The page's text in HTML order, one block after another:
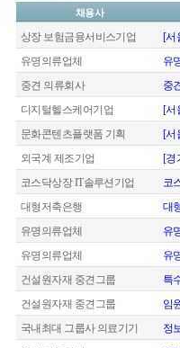
채용사
상장 보험금융서비스기업
[서
유명의류업체
유
중견 의류회사
중
디지털헬스케어기업
[서
문화콘텐츠플랫폼 기획
[서
외국계 제조기업
[경
코스닥상장 IT솔루션기업
코
대형저축은행
대
유명의류업체
유
유명의류업체
유
건설원자재 중견그룹
특
건설원자재 중견그룹
임
국내최대 그룹사 의료기기
정